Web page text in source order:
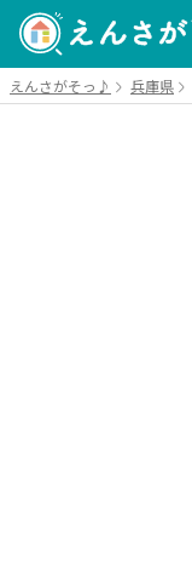
えんさがそっ♪ 兵庫県